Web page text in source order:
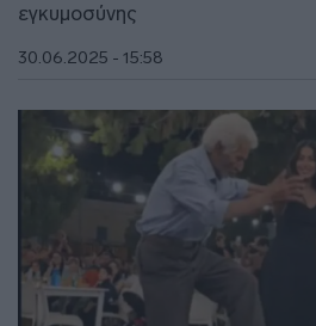
εγκυμοσύνης
30.06.2025 - 15:58